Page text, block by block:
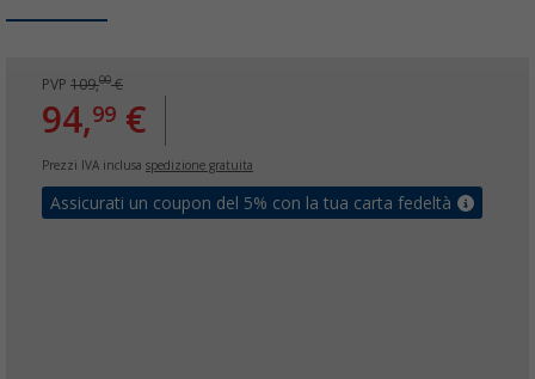
PVP 109,00€
94,99 €
Prezzi IVA inclusa spedizione gratuita
Assicurati un coupon del 5% con la tua carta fedeltà